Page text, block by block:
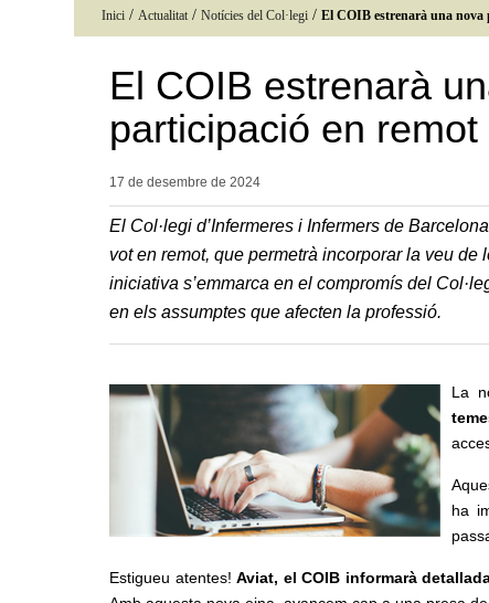
Inici / Actualitat / Notícies del Col·legi / El COIB estrenarà una nova
El COIB estrenarà
participació en
17 de desembre de 2024
El Col·legi d’Infermeres i Infermers de
vot en remot, que permetrà incorporar la veu
iniciativa s’emmarca en el compromís del
en els assumptes que afecten la professió.
La
ha
Estigueu atentes!Aviat, el COIB informarà